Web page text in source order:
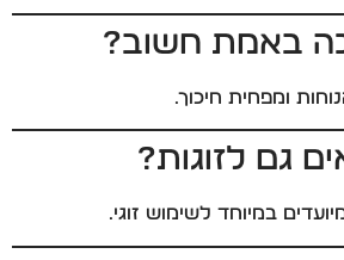
באמת חשוב?
ומפחית חיכוך.
גם לזוגות?
במיוחד לשימוש זוגי.